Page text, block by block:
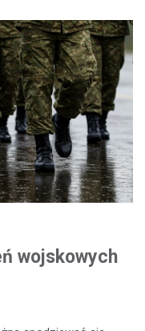
wojskowych